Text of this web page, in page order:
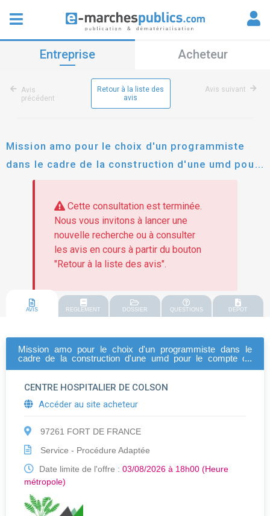
Entreprise Acheteur
Avis
précédent
Retour à la liste des
avis
Avis suivant
Mission amo pour le choix d'un programmiste
dans le cadre de la construction d'une umd pour
le compte du chmd
Cette consultation est terminée.
Nous vous invitons à lancer une
nouvelle recherche ou à consulter
les avis en cours à partir du bouton
"Retour à la liste des avis".
AVIS REGLEMENT DOSSIER QUESTIONS DEPOT
Mission amo pour le choix d'un programmiste dans le
cadre de la construction d'une umd pour le compte du
CENTRE HOSPITALIER DE COLSON
Accéder au site acheteur
97261 FORT DE FRANCE
Service - Procédure Adaptée
Date limite de l'offre : 03/08/2026 à 18h00 (Heure
métropole)